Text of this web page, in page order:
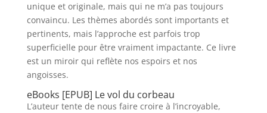
unique et originale, mais qui ne m’a pas toujours
convaincu. Les thèmes abordés sont importants et
pertinents, mais l’approche est parfois trop
superficielle pour être vraiment impactante. Ce livre
est un miroir qui reflète nos espoirs et nos
angoisses.
eBooks [EPUB] Le vol du corbeau
L’auteur tente de nous faire croire à l’incroyable,